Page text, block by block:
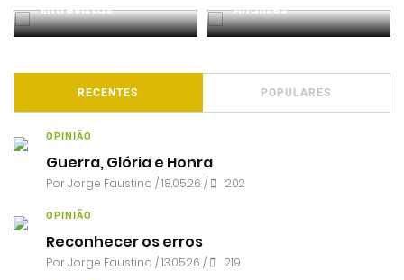
Entrevistas Análises
RECENTES POPULARES
OPINIÃO
Guerra, Glória e Honra
PorJorge Faustino / 18.05.26 / 202
OPINIÃO
Reconhecer os erros
PorJorge Faustino / 13.05.26 / 219